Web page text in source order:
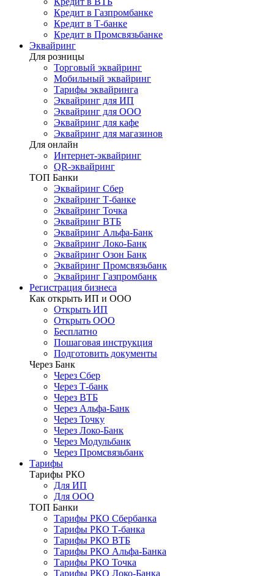
Кредит в Газпромбанке
Кредит в Т-банке
Кредит в Промсвязьбанке
Эквайринг
Для розницы
Торговый эквайринг
Мобильный эквайринг
Тарифы эквайринга
Эквайринг для ИП
Эквайринг для ООО
Эквайринг для кафе
Эквайринг для магазинов
Для онлайн
Интернет-эквайринг
QR-эквайринг
ТОП Банки
Эквайринг Сбер
Эквайринг Т-банке
Эквайринг Точка
Эквайринг ВТБ
Эквайринг Альфа-Банк
Эквайринг Локо-Банк
Эквайринг Озон Банк
Эквайринг Промсвязьбанк
Эквайринг Газпромбанк
Регистрация бизнеса
Как открыть ИП и ООО
Открыть ИП
Открыть ООО
Бесплатно
Пошаговая инструкция
Подготовить документы
Через Банк
Через Сбер
Через Т-банк
Через ВТБ
Через Альфа-Банк
Через Точку
Через Локо-Банк
Через Модульбанк
Через Промсвязьбанк
Тарифы
Тарифы РКО
Для ИП
Для ООО
ТОП Банки
Тарифы РКО Сбербанка
Тарифы РКО Т-банка
Тарифы РКО ВТБ
Тарифы РКО Альфа-Банка
Тарифы РКО Точка
Тарифы РКО Локо-Банка